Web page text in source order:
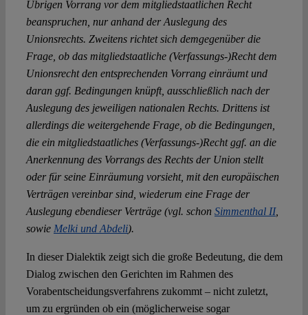
Übrigen Vorrang vor dem mitgliedstaatlichen Recht
beanspruchen, nur anhand der Auslegung des
Unionsrechts. Zweitens richtet sich demgegenüber die
Frage, ob das mitgliedstaatliche (Verfassungs-)Recht dem
Unionsrecht den entsprechenden Vorrang einräumt und
daran ggf. Bedingungen knüpft, ausschließlich nach der
Auslegung des jeweiligen nationalen Rechts. Drittens ist
allerdings die weitergehende Frage, ob die Bedingungen,
die ein mitgliedstaatliches (Verfassungs-)Recht ggf. an die
Anerkennung des Vorrangs des Rechts der Union stellt
oder für seine Einräumung vorsieht, mit den europäischen
Verträgen vereinbar sind, wiederum eine Frage der
Auslegung ebendieser Verträge (vgl. schon Simmenthal II,
sowie Melki und Abdeli).
In dieser Dialektik zeigt sich die große Bedeutung, die dem
Dialog zwischen den Gerichten im Rahmen des
Vorabentscheidungsverfahrens zukommt – nicht zuletzt,
um zu ergründen ob ein (möglicherweise sogar